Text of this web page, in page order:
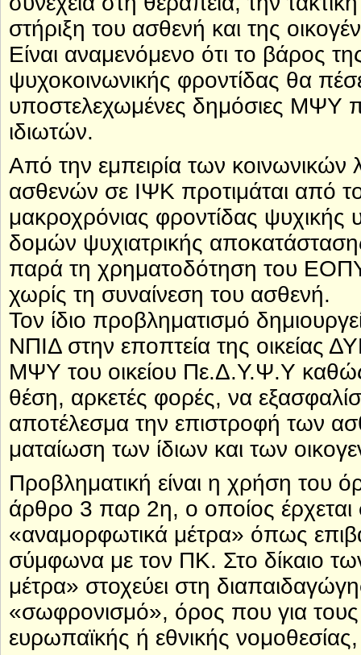
στήριξη του ασθενή και της
Είναι αναμενόμενο ότι το βάρος
ψυχοκοινωνικής φροντίδας θα
υποστελεχωμένες δημόσιες ΜΨΥ
ιδιωτών.
Από την εμπειρία των κοινωνικών
ασθενών σε ΙΨΚ προτιμάται από
μακροχρόνιας φροντίδας ψυχικής
δομών ψυχιατρικής
παρά τη χρηματοδότηση του
χωρίς τη συναίνεση του ασθενή.
Τον ίδιο προβληματισμό
ΝΠΙΔ στην εποπτεία της οικείας
ΜΨΥ του οικείου Πε.Δ.Υ.Ψ.Υ καθώς η
θέση, αρκετές φορές, να
αποτέλεσμα την επιστροφή των
ματαίωση των ίδιων και των
Προβληματική είναι η χρήση του
άρθρο 3 παρ 2η, ο οποίος έρχεται
«αναμορφωτικά μέτρα» όπως
σύμφωνα με τον ΠΚ. Στο δίκαιο
μέτρα» στοχεύει στη
«σωφρονισμό», όρος που για τους
ευρωπαϊκής ή εθνικής νομοθεσίας,